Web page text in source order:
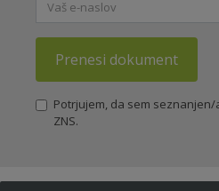
Prenesi dokument
Potrjujem, da sem seznanjen/
ZNS.